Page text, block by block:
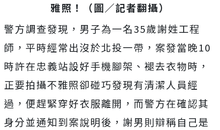
雅照！（圖／記者翻攝）
警方調查發現，男子為一名35歲謝姓工程
師，平時經常出沒於北投一帶，案發當晚10
時許在忠義站設好手機腳架、褪去衣物時，
正要拍攝不雅照卻碰巧發現有清潔人員經
過，便趕緊穿好衣服離開，而警方在確認其
身分並通知到案說明後，謝男則辯稱自己是